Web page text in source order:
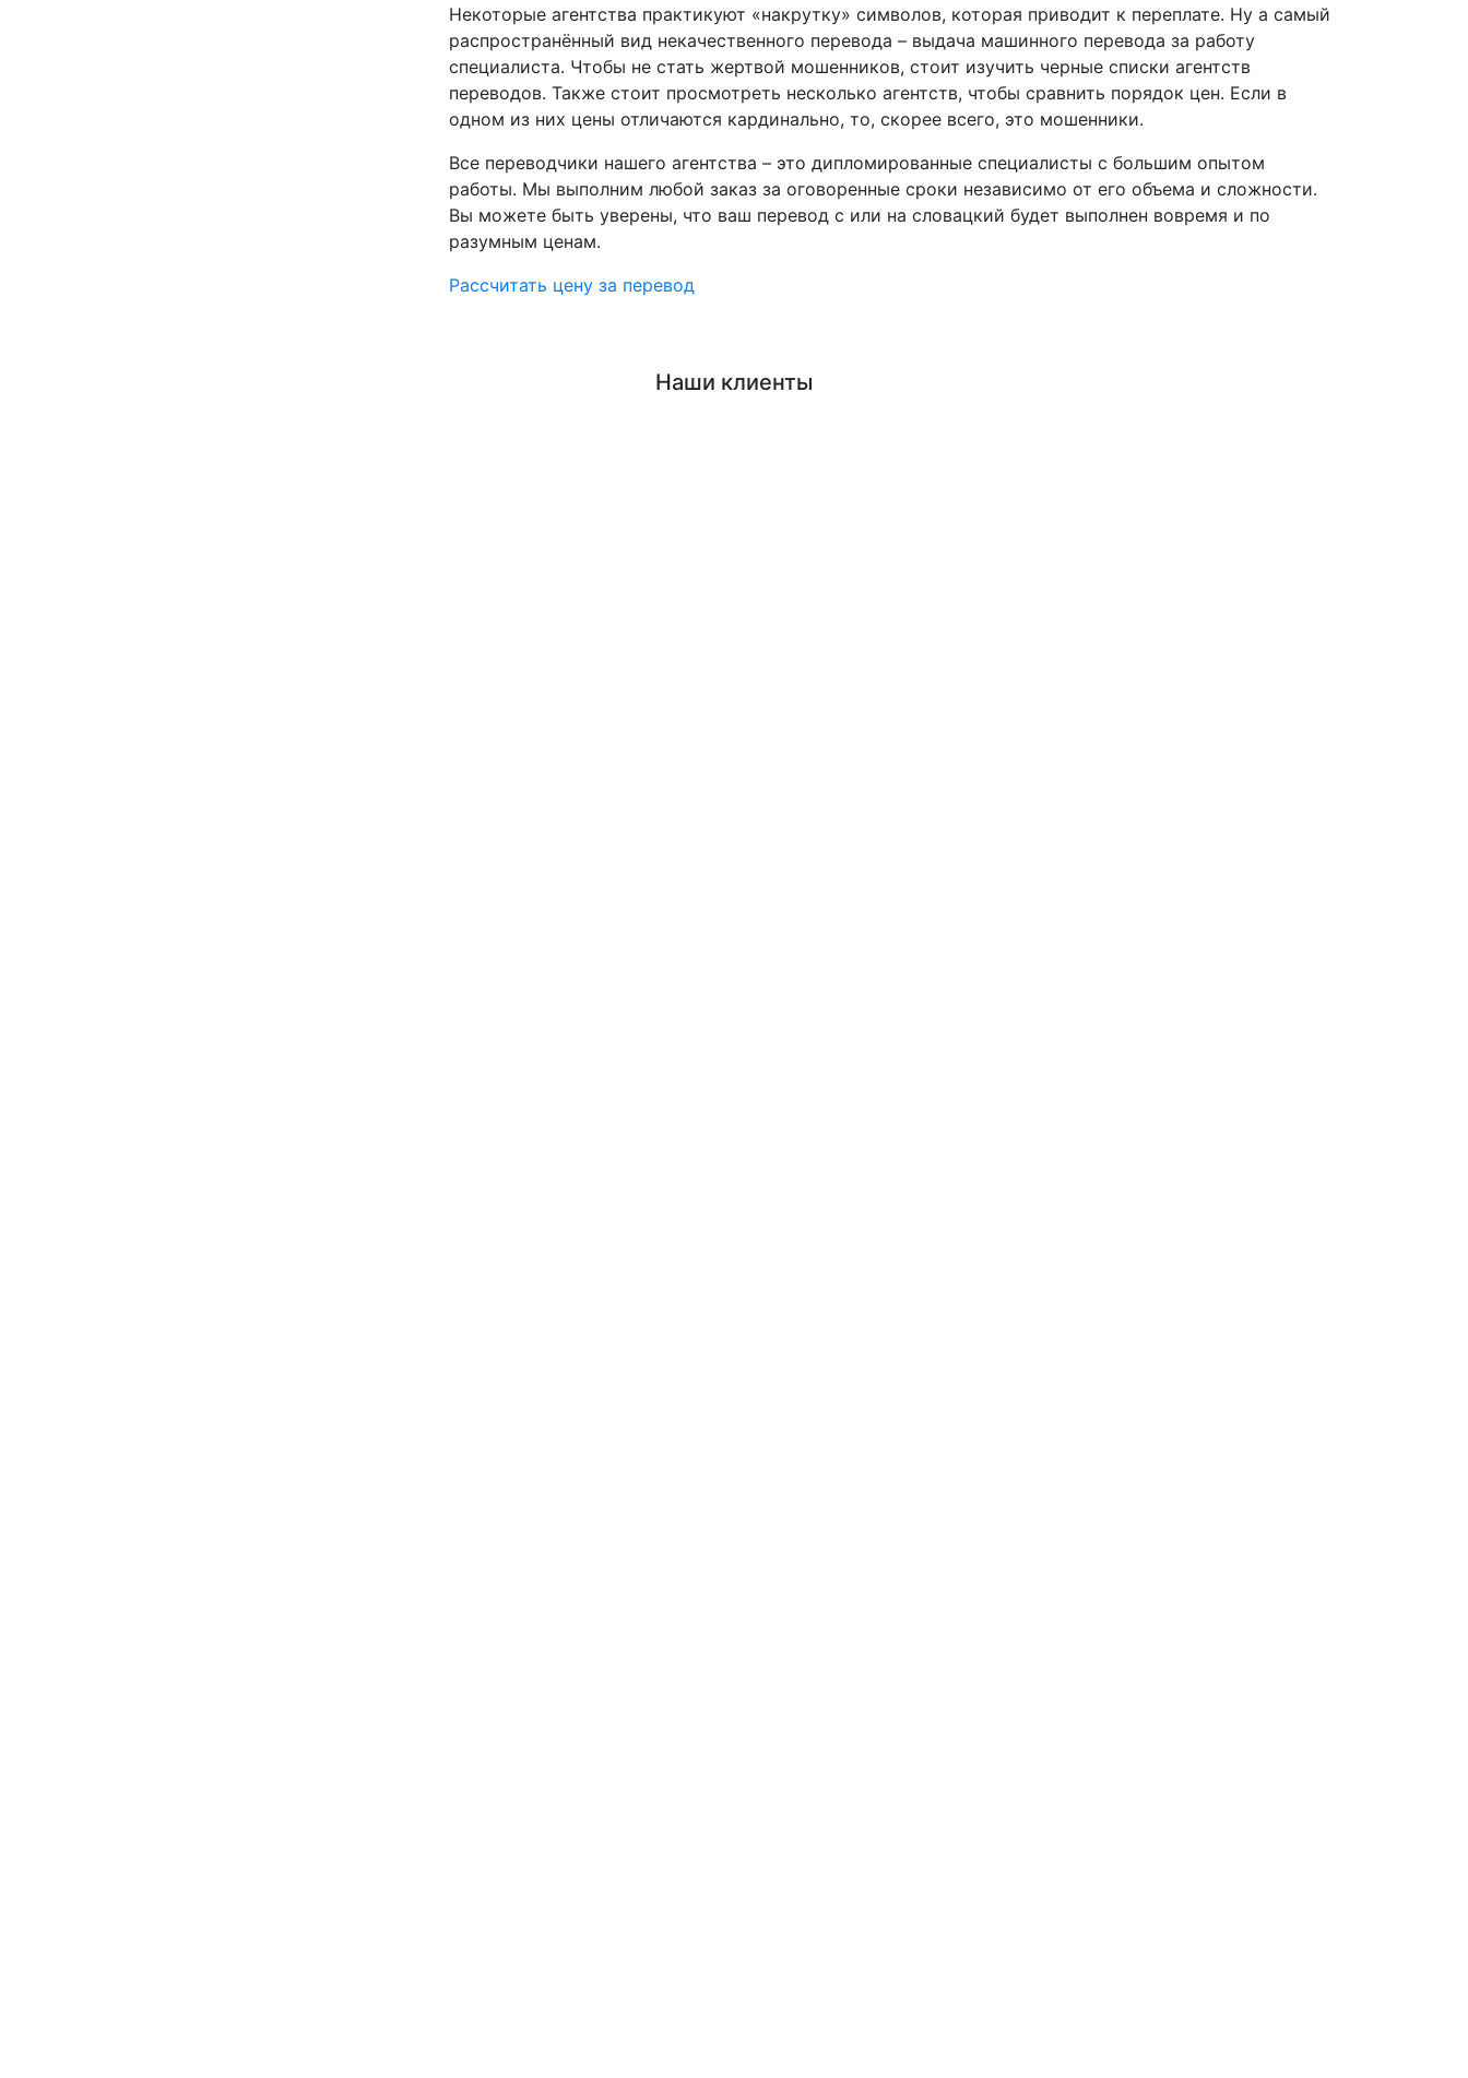
Некоторые агентства практикуют «накрутку» символов, которая приводит к переплате. Ну а самый
распространённый вид некачественного перевода – выдача машинного перевода за работу
специалиста. Чтобы не стать жертвой мошенников, стоит изучить черные списки агентств
переводов. Также стоит просмотреть несколько агентств, чтобы сравнить порядок цен. Если в
одном из них цены отличаются кардинально, то, скорее всего, это мошенники.
Все переводчики нашего агентства – это дипломированные специалисты с большим опытом
работы. Мы выполним любой заказ за оговоренные сроки независимо от его объема и сложности.
Вы можете быть уверены, что ваш перевод с или на словацкий будет выполнен вовремя и по
разумным ценам.
Рассчитать цену за перевод
Наши клиенты